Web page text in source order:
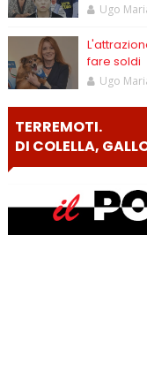
Ugo
fare soldi
Ugo
TERREMOTI.
DI COLELLA,